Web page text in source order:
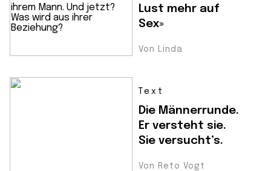
Lust mehr auf
Sex»
Von Linda
Text
Die Männerrunde.
Er versteht sie.
Sie versucht’s.
Von Reto Vogt